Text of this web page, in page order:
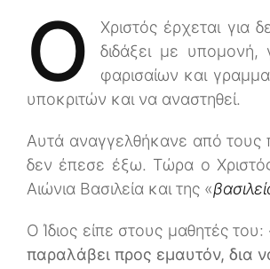
O
Χριστός έρχεται για
διδάξει με υπομονή,
φαρισαίων και
υποκριτών και να αναστηθεί.
Αυτά αναγγελθήκανε από τους
δεν έπεσε έξω. Τώρα ο
Αιώνια Βασιλεία και της «
Ο Ίδιος είπε στους μαθητές του:
παραλάβει προς εμαυτόν, δια